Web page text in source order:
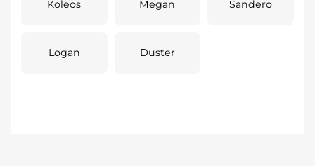
Koleos Megan Sandero
Logan Duster